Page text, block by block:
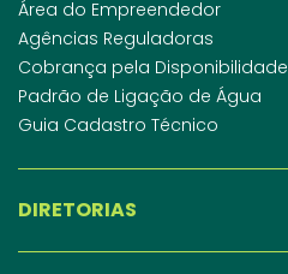
Área do Empreendedor
Agências Reguladoras
Cobrança pela Disponibilidade
Padrão de Ligação de Água
Guia Cadastro Técnico
DIRETORIAS